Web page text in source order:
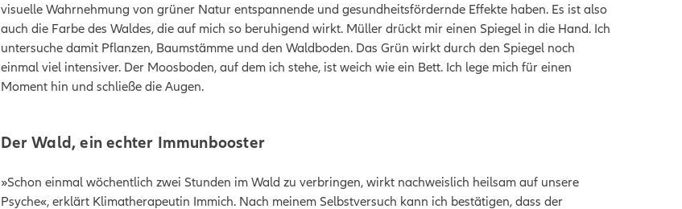
visuelle Wahrnehmung von grüner Natur entspannende und gesundheitsfördernde Effekte haben. Es ist also
auch die Farbe des Waldes, die auf mich so beruhigend wirkt. Müller drückt mir einen Spiegel in die Hand. Ich
untersuche damit Pflanzen, Baumstämme und den Waldboden. Das Grün wirkt durch den Spiegel noch
einmal viel intensiver. Der Moosboden, auf dem ich stehe, ist weich wie ein Bett. Ich lege mich für einen
Moment hin und schließe die Augen.
Der Wald, ein echter Immunbooster
»Schon einmal wöchentlich zwei Stunden im Wald zu verbringen, wirkt nachweislich heilsam auf unsere
Psyche«, erklärt Klimatherapeutin Immich. Nach meinem Selbstversuch kann ich bestätigen, dass der